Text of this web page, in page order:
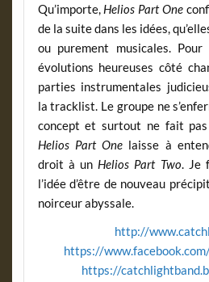
Qu’importe, Helios Part One
de la suite dans les idées,
ou purement musicales.
évolutions heureuses côté
parties instrumentales
la tracklist. Le groupe ne
concept et surtout ne fait
Helios Part One laisse à
droit à un Helios Part Two. Je
l’idée d’être de nouveau
noirceur abyssale.
http://
https://
https://